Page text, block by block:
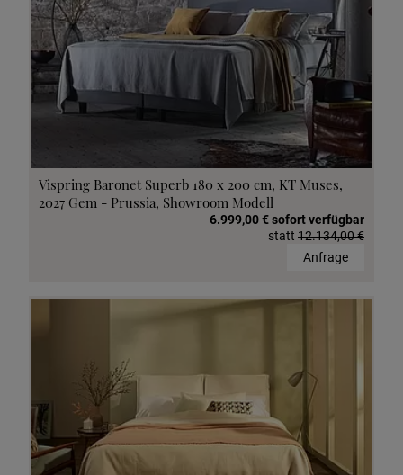
Vispring Baronet Superb 180 x 200 cm, KT Muses,
2027 Gem - Prussia, Showroom Modell
6.999,00 € sofort verfügbar
statt 12.134,00 €
Anfrage